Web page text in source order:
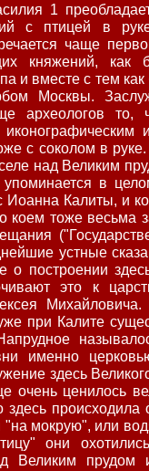
1
с птицей в
чаще
княжений, как
и вместе с тем как
Москвы.
археологов то,
с соколом в
над Великим
упоминается в
Иоанна Калиты, и
коем тоже весьма
устные
о построении
это к
Михайловича.
при Калите
именно
здесь
очень ценилось
происходила
мокрую", или
они
Великим прудом